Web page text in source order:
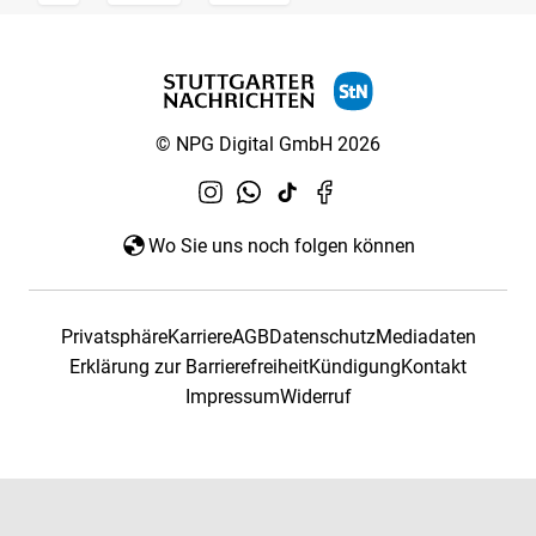
© NPG Digital GmbH 2026
Wo Sie uns noch folgen können
PrivatsphäreKarriereAGBDatenschutzMediadaten
Erklärung zur BarrierefreiheitKündigungKontakt
ImpressumWiderruf